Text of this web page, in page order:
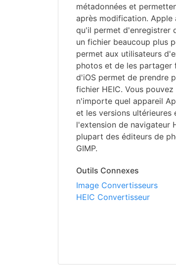
métadonnées et
après modification.
qu'il permet d'enregistrer
un fichier beaucoup plus
permet aux utilisateurs
photos et de les partager
d'iOS permet de prendre
fichier HEIC. Vous
n'importe quel appareil
et les versions
l'extension de navigateur
plupart des éditeurs de
GIMP.
Outils Connexes
Image Convertisseurs
HEIC Convertisseur